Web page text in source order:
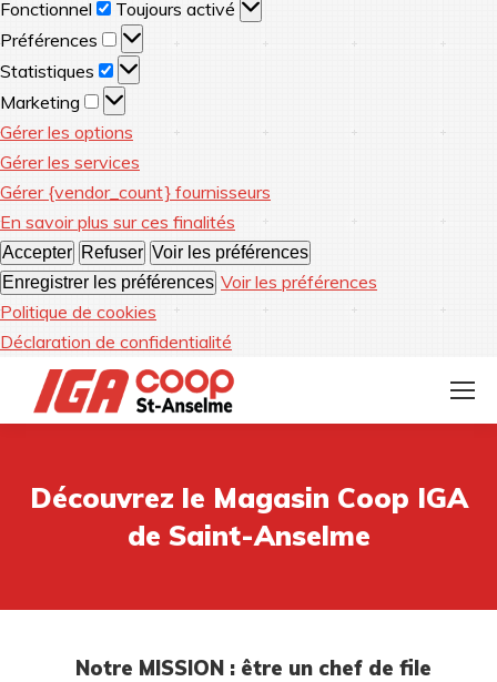
Fonctionnel
Fonctionnel
Toujours activé
Préférences
Préférences
Statistiques
Statistiques
Marketing
Marketing
Gérer les options
Gérer les services
Gérer {vendor_count} fournisseurs
En savoir plus sur ces finalités
Accepter Refuser Voir les préférences
Enregistrer les préférences Voir les préférences
Politique de cookies
Déclaration de confidentialité
Découvrez le Magasin Coop IGA
de Saint-Anselme
Notre MISSION : être un chef de file